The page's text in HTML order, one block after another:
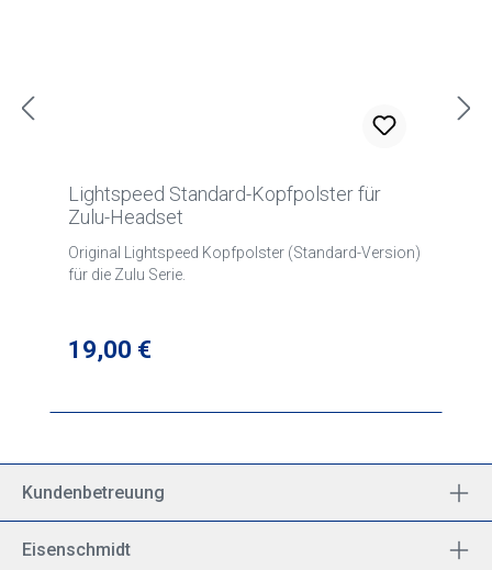
Lightspeed Standard-Kopfpolster für
Zulu-Headset
Original Lightspeed Kopfpolster (Standard-Version)
für die Zulu Serie.
Regulärer Preis:
19,00 €
Kundenbetreuung
Eisenschmidt